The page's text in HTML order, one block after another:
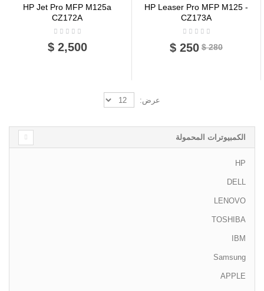
HP Leaser Pro MFP M125 -
CZ173A
280 $
250 $
HP Jet Pro MFP M125a
CZ172A
2,500 $
عرض:
الكمبيوترات المحمولة
HP
DELL
LENOVO
TOSHIBA
IBM
Samsung
APPLE